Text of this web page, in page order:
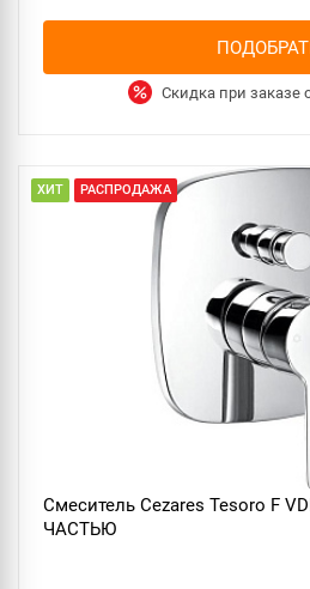
Скидка при заказе
ХИТ РАСПРОДАЖА
Смеситель Cezares Tesoro F
ЧАСТЬЮ